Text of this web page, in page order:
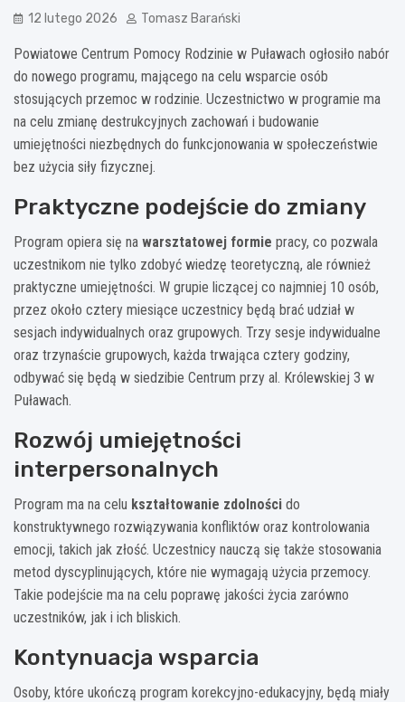
12 lutego 2026 Tomasz Barański
Powiatowe Centrum Pomocy Rodzinie w Puławach ogłosiło nabór
do nowego programu, mającego na celu wsparcie osób
stosujących przemoc w rodzinie. Uczestnictwo w programie ma
na celu zmianę destrukcyjnych zachowań i budowanie
umiejętności niezbędnych do funkcjonowania w społeczeństwie
bez użycia siły fizycznej.
Praktyczne podejście do zmiany
Program opiera się na warsztatowej formie pracy, co pozwala
uczestnikom nie tylko zdobyć wiedzę teoretyczną, ale również
praktyczne umiejętności. W grupie liczącej co najmniej 10 osób,
przez około cztery miesiące uczestnicy będą brać udział w
sesjach indywidualnych oraz grupowych. Trzy sesje indywidualne
oraz trzynaście grupowych, każda trwająca cztery godziny,
odbywać się będą w siedzibie Centrum przy al. Królewskiej 3 w
Puławach.
Rozwój umiejętności
interpersonalnych
Program ma na celu kształtowanie zdolności do
konstruktywnego rozwiązywania konfliktów oraz kontrolowania
emocji, takich jak złość. Uczestnicy nauczą się także stosowania
metod dyscyplinujących, które nie wymagają użycia przemocy.
Takie podejście ma na celu poprawę jakości życia zarówno
uczestników, jak i ich bliskich.
Kontynuacja wsparcia
Osoby, które ukończą program korekcyjno-edukacyjny, będą miały